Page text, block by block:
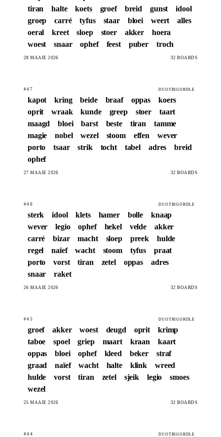
tiran
halte koets groef breid gunst
idool
groep
carré tyfus staar bloei weert
alles
oeral
kreet sloep stoer akker
hoera
woest
snaar ophef feest puber troch
28 MAAIE 2026 32 BOARDS
#47 DUOTRIGORDLE
kapot kring beide braaf oppas
koers
oprit
wraak kunde greep stoer
taart
maagd
bloei barst beste tiran
tamme
magie
nobel wezel stoom effen
wever
porto
tsaar strik tocht tabel adres
breid
ophef
27 MAAIE 2026 32 BOARDS
#46 DUOTRIGORDLE
sterk idool klets hamer bolle
knaap
wever
legio ophef hekel velde
akker
carré
bizar macht sloep preek
hulde
regel
naïef wacht stoom tyfus
praat
porto
vorst tiran zetel oppas
adres
snaar
raket
26 MAAIE 2026 32 BOARDS
#45 DUOTRIGORDLE
groef akker woest deugd oprit
krimp
taboe
spoel griep maart kraan
kaart
oppas
bloei ophef kleed beker
straf
graad
naïef wacht halte klink
wreed
hulde
vorst tiran zetel sjeik legio
smoes
wezel
25 MAAIE 2026 32 BOARDS
#44 DUOTRIGORDLE